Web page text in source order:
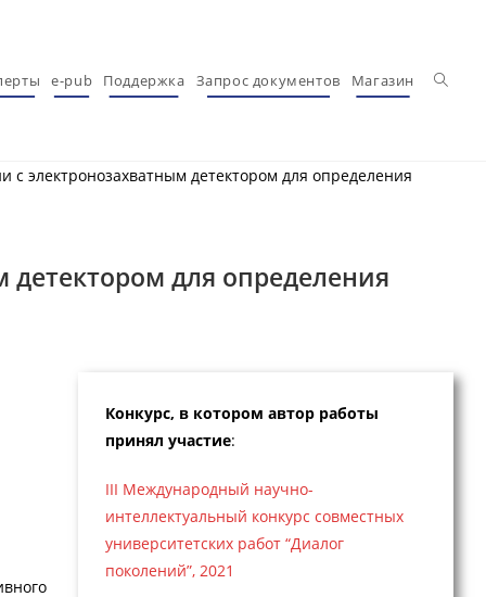
e-pub Поддержка Запрос документов Магазин
с электронозахватным детектором для определения
детектором для определения
Конкурс, в котором автор работы
принял участие:
III Международный научно-
интеллектуальный конкурс совместных
университетских работ “Диалог
поколений”, 2021